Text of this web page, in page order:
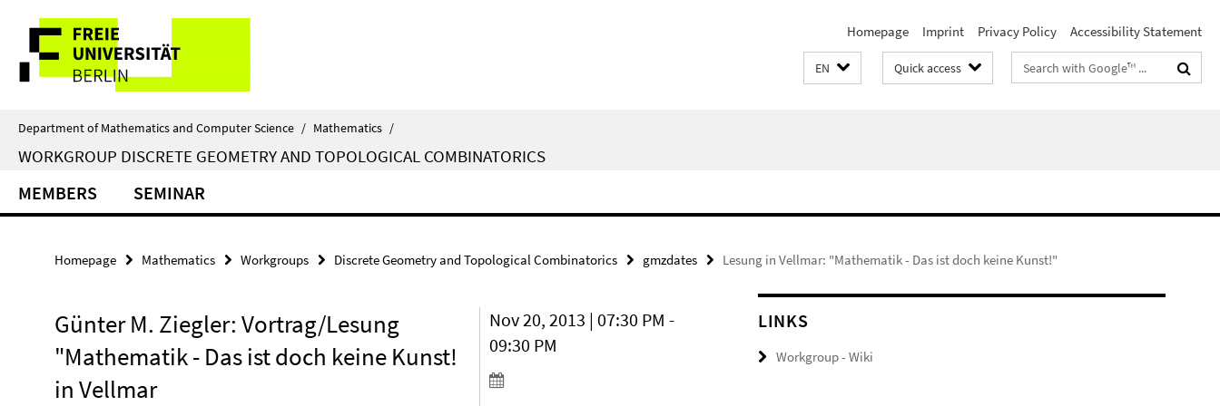
direkt
Inhalt
Service
Navigation
Homepage Imprint Privacy Policy Accessibility Statement
EN Quick access
Search
terms
Department of Mathematics and Computer Science / Mathematics /
WORKGROUP DISCRETE GEOMETRY AND TOPOLOGICAL COMBINATORICS
MEMBERS SEMINAR
Homepage Mathematics Workgroups Discrete Geometry and Topological Combinatorics gmzdates Lesung in Vellmar: "Mathematik - Das ist doch keine Kunst!"
Günter M. Ziegler: Vortrag/Lesung
"Mathematik - Das ist doch keine Kunst!
in Vellmar
Nov 20, 2013 | 07:30 PM -
09:30 PM
LINKS
Workgroup - Wiki